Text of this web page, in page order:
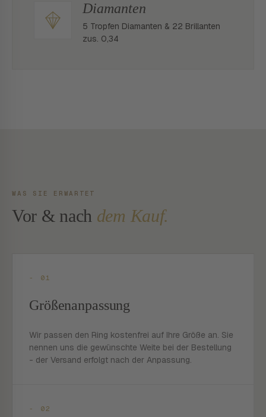
Diamanten
5 Tropfen Diamanten & 22 Brillanten
zus. 0,34
WAS SIE ERWARTET
Vor & nach dem Kauf.
- 01
Größenanpassung
Wir passen den Ring kostenfrei auf Ihre Größe an. Sie
nennen uns die gewünschte Weite bei der Bestellung
- der Versand erfolgt nach der Anpassung.
- 02